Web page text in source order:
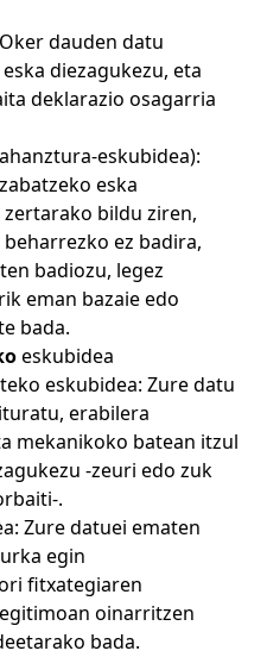
dauden datu
diezagukezu, eta
deklarazio osagarria
eskubidea):
eska
bildu ziren,
ez badira,
badiozu, legez
eman bazaie edo
bada.
eskubidea
eskubidea: Zure datu
erabilera
mekanikoko batean itzul
-zeuri edo zuk
.
Zure datuei ematen
egin
fitxategiaren
oinarritzen
bada.